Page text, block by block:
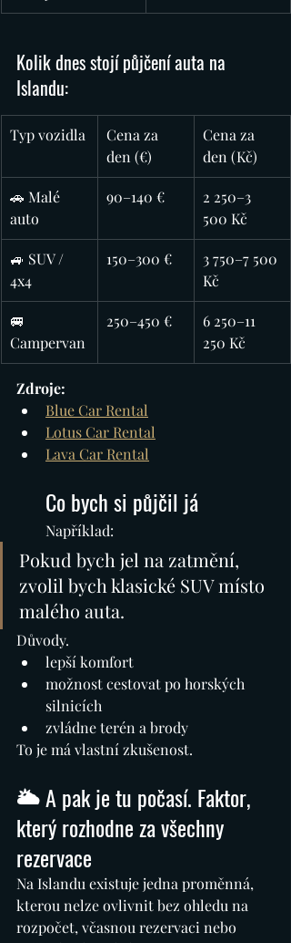
Kolik dnes stojí půjčení auta na
Islandu:
Typ vozidla
Cena za
den (€)
Cena za
den (Kč)
🚗 Malé
auto
90–140 €
2 250–3
500 Kč
🚙 SUV /
4x4
150–300 €
3 750–7 500
Kč
🚐
Campervan
250–450 €
6 250–11
250 Kč
Zdroje:
Blue Car Rental
Lotus Car Rental
Lava Car Rental
Co bych si půjčil já
Například:
Pokud bych jel na zatmění,
zvolil bych klasické SUV místo
malého auta.
Důvody.
lepší komfort
možnost cestovat po horských
silnicích
zvládne terén a brody
To je má vlastní zkušenost.
🌥️ A pak je tu počasí. Faktor,
který rozhodne za všechny
rezervace
Na Islandu existuje jedna proměnná,
kterou nelze ovlivnit bez ohledu na
rozpočet, včasnou rezervaci nebo